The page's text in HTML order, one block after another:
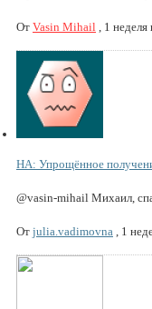
От Vasin Mihail , 1 неделя
НА: Упрощённое
@vasin-mihail Михаил,
От julia.vadimovna , 1